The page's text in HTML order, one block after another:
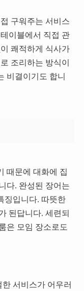
구워주는 서비스
이블에서 직접 관
쾌적하게 식사가
조리하는 방식이
비결이기도 합니
때문에 대화에 집
다. 완성된 장어는
징입니다. 따뜻한
된답니다. 세련되
은 모임 장소로도
서비스가 어우러